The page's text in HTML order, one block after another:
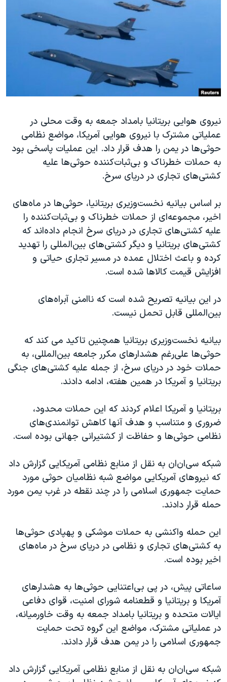
فرهنگ و زندگی
علم و فناوری
اسرائیل در جنگ
آرشیو پخش زنده
انتخابات ریاست جمهوری آمریکا ۲۰۲۴
ورزش زنان در ایران
مجموعه مستندهای دادخواهی
تریبونال مردمی آبان ۹۸
دادگاه حمید نوری
چهل سال گروگان‌گیری
اعتراضات مردمی آبان ۹۸
اسرائیل در جنگ
نرگس محمدی برنده جایزه نوبل صلح
همایش محافظه‌کاران آمریکا «سی‌پک»
سفر پرزیدنت ترامپ به چین
زبانهای مختلف
نیروی هوایی بریتانیا بامداد جمعه به وقت محلی در
عملیاتی مشترک با نیروی هوایی آمریکا، مواضع نظامی
حوثی‌ها در یمن را هدف قرار داد. این عملیات پاسخی بود
به حملات خطرناک و بی‌ثبات‌کننده حوثی‌ها علیه
کشتی‌های تجاری در دریای سرخ.
بر اساس بیانیه نخست‌وزیری بریتانیا، حوثی‌ها در ماه‌های
اخیر، مجموعه‌ای از حملات خطرناک و بی‌ثبات‌کننده را
علیه کشتی‌های تجاری در دریای سرخ انجام داده‌اند که
کشتی‌های بریتانیا و دیگر کشتی‌های بین‌المللی را تهدید
کرده و باعث اختلال عمده در مسیر تجاری حیاتی و
افزایش قیمت کالاها شده است.
در این بیانیه تصریح شده است که ناامنی آبراه‌های
بین‌ا‌لمللی قابل تحمل نیست.
بیانیه نخست‌وزیری بریتانیا همچنین تاکید می کند که
حوثی‌ها علی‌رغم هشدارهای مکرر جامعه بین‌المللی، به
حملات خود در دریای سرخ، از جمله علیه کشتی‌های جنگی
بریتانیا و آمریکا در همین هفته، ادامه دادند.
بریتانیا و آمریکا اعلام کردند که این حملات محدود،
ضروری و متناسب و هدف آنها کاهش توانمندی‌های
نظامی حوثی‌ها و حفاظت از کشتیرانی جهانی بوده است.
شبکه سی‌ان‌ان به نقل از منابع نظامی آمریکایی گزارش داد
که نیروهای آمریکایی مواضع شبه نظامیان حوثی مورد
حمایت جمهوری اسلامی را در چند نقطه در غرب یمن مورد
حمله قرار دادند.
این حمله واکنشی به حملات موشکی و پهپادی حوثی‌ها
به کشتی‌های تجاری و نظامی در دریای سرخ در ماه‌های
اخیر بوده است.
ساعاتی پیش، در پی بی‌اعتنایی حوثی‌ها به هشدارهای
آمریکا و بریتانیا و قطعنامه شورای امنیت، قوای دفاعی
ایالات متحده و بریتانیا بامداد جمعه به وقت خاورمیانه،
در عملیاتی مشترک، مواضع این گروه تحت حمایت
جمهوری اسلامی را در یمن هدف قرار دادند.
شبکه سی‌ان‌ان به نقل از منابع نظامی آمریکایی گزارش داد